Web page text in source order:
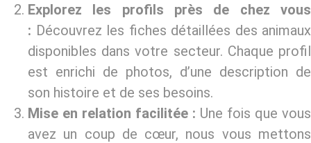
Explorez les profils près de chez vous
: Découvrez les fiches détaillées des animaux
disponibles dans votre secteur. Chaque profil
est enrichi de photos, d’une description de
son histoire et de ses besoins.
Mise en relation facilitée : Une fois que vous
avez un coup de cœur, nous vous mettons